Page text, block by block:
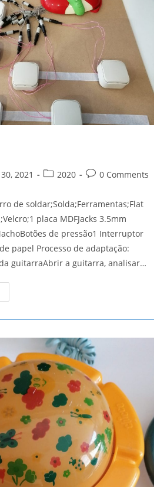
2021
Post2020
Post0 Comments
de soldar;Solda;Ferramentas;Flat
placa MDFJacks 3.5mm
de pressão1 Interruptor
papel Processo de adaptação:
guitarraAbrir a guitarra, analisar…